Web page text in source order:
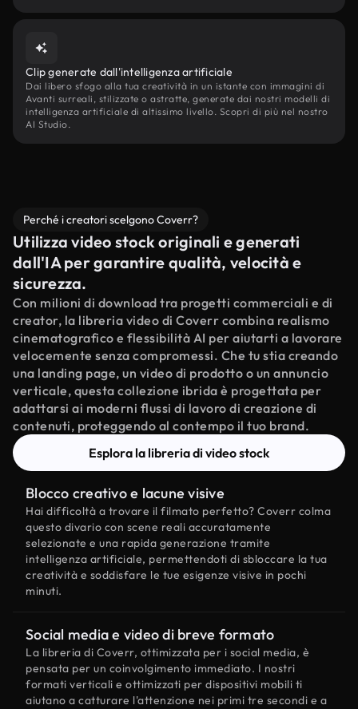
Clip generate dall'intelligenza artificiale
Dai libero sfogo alla tua creatività in un istante con immagini di
Avanti surreali, stilizzate o astratte, generate dai nostri modelli di
intelligenza artificiale di altissimo livello. Scopri di più nel nostro
AI Studio.
Perché i creatori scelgono Coverr?
Utilizza video stock originali e generati
dall'IA per garantire qualità, velocità e
sicurezza.
Con milioni di download tra progetti commerciali e di
creator, la libreria video di Coverr combina realismo
cinematografico e flessibilità AI per aiutarti a lavorare
velocemente senza compromessi. Che tu stia creando
una landing page, un video di prodotto o un annuncio
verticale, questa collezione ibrida è progettata per
adattarsi ai moderni flussi di lavoro di creazione di
contenuti, proteggendo al contempo il tuo brand.
Esplora la libreria di video stock
Blocco creativo e lacune visive
Hai difficoltà a trovare il filmato perfetto? Coverr colma
questo divario con scene reali accuratamente
selezionate e una rapida generazione tramite
intelligenza artificiale, permettendoti di sbloccare la tua
creatività e soddisfare le tue esigenze visive in pochi
minuti.
Social media e video di breve formato
La libreria di Coverr, ottimizzata per i social media, è
pensata per un coinvolgimento immediato. I nostri
formati verticali e ottimizzati per dispositivi mobili ti
aiutano a catturare l'attenzione nei primi tre secondi e a